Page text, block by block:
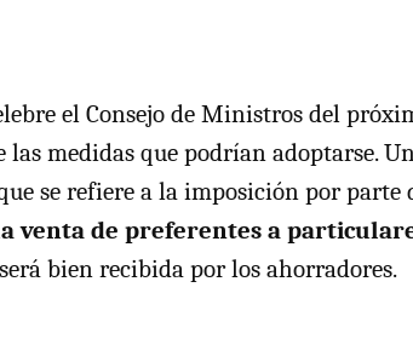
el Consejo de Ministros del
las medidas que podrían adoptarse.
se refiere a la imposición por parte
venta de preferentes a
bien recibida por los ahorradores.